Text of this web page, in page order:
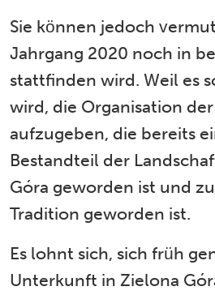
Sie können jedoch
Jahrgang 2020 noch in
stattfinden wird. Weil es
wird, die Organisation
aufzugeben, die bereits
Bestandteil der
Góra geworden ist und
Tradition geworden ist.
Es lohnt sich, sich früh
Unterkunft in Zielona